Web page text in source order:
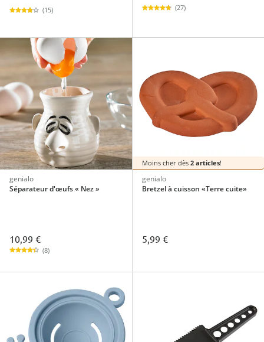
(15) (27)
genialo
Séparateur d'œufs « Nez »
10,99 €
(8)
Moins cher dès 2 articles!
genialo
Bretzel à cuisson «Terre cuite»
5,99 €